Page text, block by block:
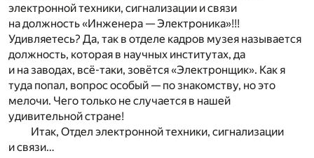
электронной техники, сигнализации и связи
на должность «Инженера — Электроника»!!!
Удивляетесь? Да, так в отделе кадров музея называется
должность, которая в научных институтах, да
и на заводах, всё-таки, зовётся «Электронщик». Как я
туда попал, вопрос особый — по знакомству, но это
мелочи. Чего только не случается в нашей
удивительной стране!
Итак, Отдел электронной техники, сигнализации
и связи…